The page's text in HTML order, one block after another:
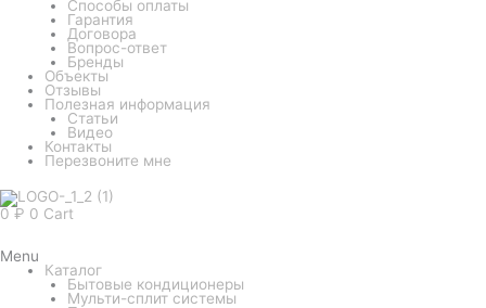
Способы оплаты
Гарантия
Договора
Вопрос-ответ
Бренды
Объекты
Отзывы
Полезная информация
Статьи
Видео
Контакты
Перезвоните мне
0 ₽ 0 Cart
Menu
Каталог
Бытовые кондиционеры
Мульти-сплит системы